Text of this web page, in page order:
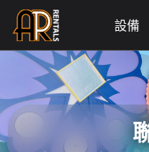
Skip
content
設備